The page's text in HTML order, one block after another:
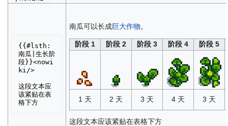
{{#lsth:
南瓜|生长阶
段}}<nowi
ki/>
这段文本应
该紧贴在表
格下方
南瓜可以长成巨大作物。
阶段 1 阶段 2 阶段 3 阶段 4 阶段 5
1 天 2 天 3 天 4 天 3 天
这段文本应该紧贴在表格下方